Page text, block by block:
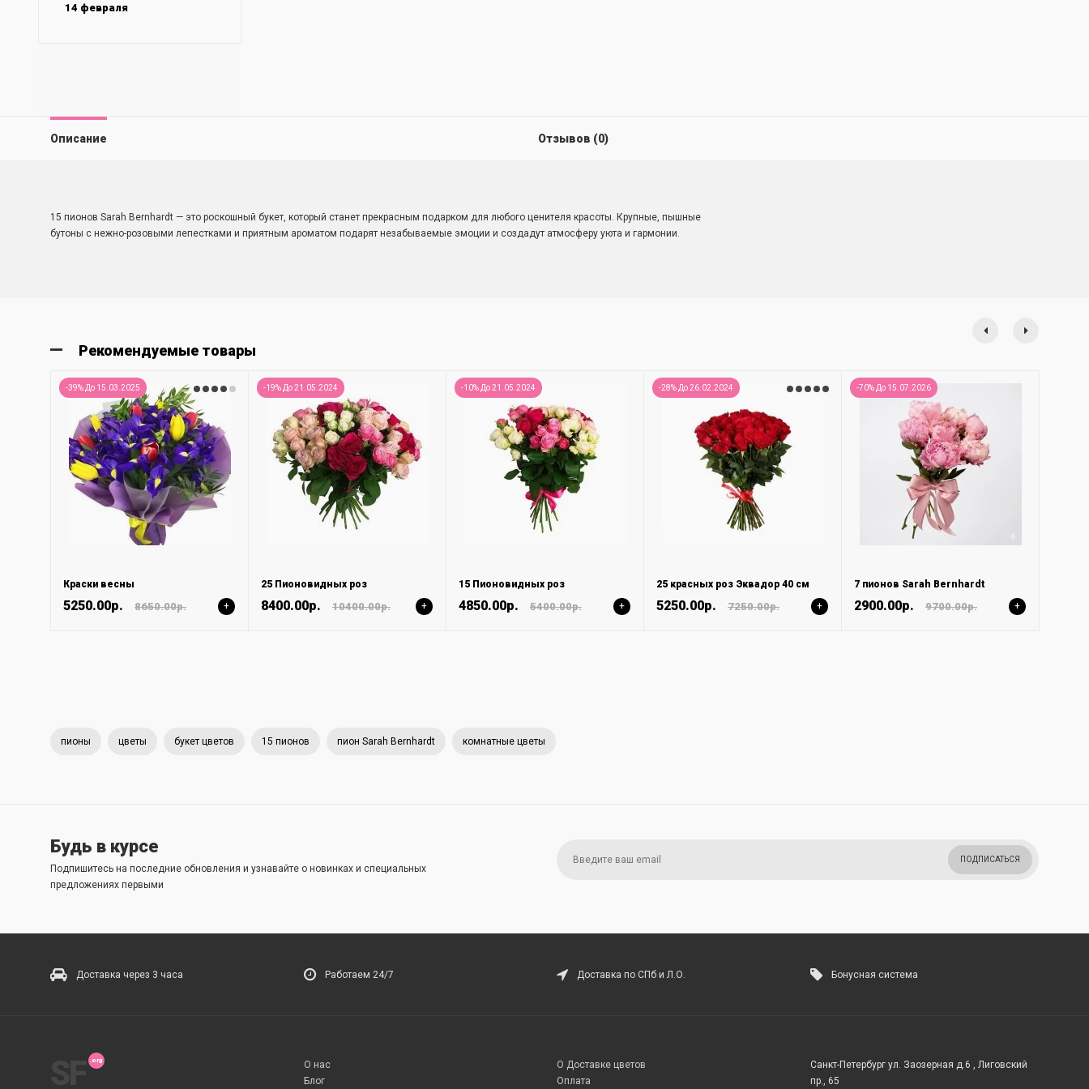
14 февраля
Описание Отзывов (0)
15 пионов Sarah Bernhardt — это роскошный букет, который станет прекрасным подарком для любого ценителя красоты. Крупные, пышные
бутоны с нежно-розовыми лепестками и приятным ароматом подарят незабываемые эмоции и создадут атмосферу уюта и гармонии.
Рекомендуемые товары
-39% До 15.03.2025
Краски весны
5250.00р. 8650.00р. +
-19% До 21.05.2024
25 Пионовидных роз
8400.00р. 10400.00р. +
-10% До 21.05.2024
15 Пионовидных роз
4850.00р. 5400.00р. +
-28% До 26.02.2024
25 красных роз Эквадор 40 см
5250.00р. 7250.00р. +
-70% До 15.07.2026
7 пионов Sarah Bernhardt
2900.00р. 9700.00р. +
пионы цветы букет цветов 15 пионов пион Sarah Bernhardt комнатные цветы
Будь в курсе
Подпишитесь на последние обновления и узнавайте о новинках и специальных
предложениях первыми
ПОДПИСАТЬСЯ
Доставка через 3 часа Работаем 24/7 Доставка по СПб и Л.О. Бонусная система
О нас
Блог
О Доставке цветов
Оплата
Санкт-Петербург ул. Заозерная д.6 , Лиговский
пр., 65